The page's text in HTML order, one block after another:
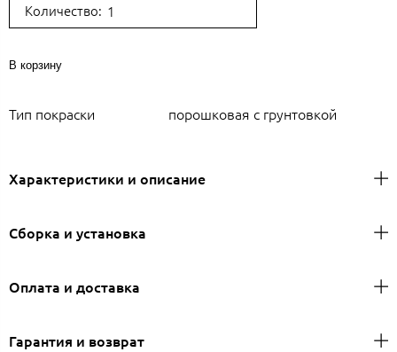
Количество:
В корзину
Тип покраски порошковая с грунтовкой
Характеристики и описание
Сборка и установка
Оплата и доставка
Гарантия и возврат